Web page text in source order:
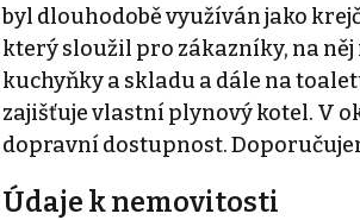
byl dlouhodobě využíván jako
který sloužil pro zákazníky, na
kuchyňky a skladu a dále na
zajišťuje vlastní plynový kotel. V
dopravní dostupnost.
Údaje k nemovitosti